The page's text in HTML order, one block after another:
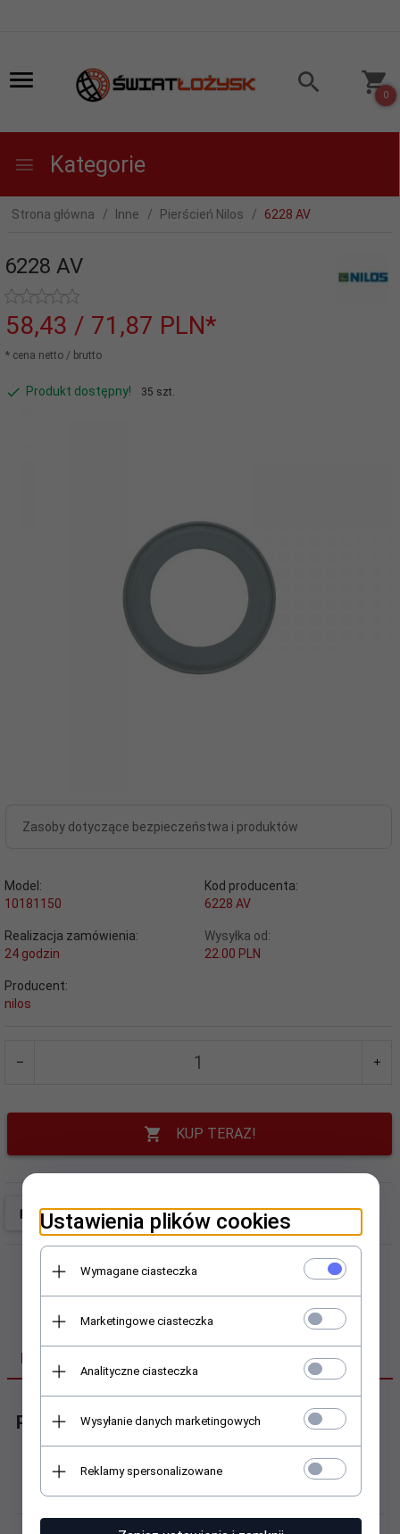
0
Kategorie
Strona główna Inne Pierścień Nilos 6228 AV
6228 AV
58,43 / 71,87 PLN*
* cena netto / brutto
Produkt dostępny! 35 szt.
Zasoby dotyczące bezpieczeństwa i produktów
Model:
10181150
Kod producenta:
6228 AV
Realizacja zamówienia:
24 godzin
Wysyłka od:
22.00 PLN
Producent:
nilos
KUP TERAZ!
Pierścień Nilos
Budowa:
Uszczelnienie zewnętrzne
Ustawienia plików cookies
Wymagane ciasteczka
Marketingowe ciasteczka
Analityczne ciasteczka
Wysyłanie danych marketingowych
Reklamy spersonalizowane